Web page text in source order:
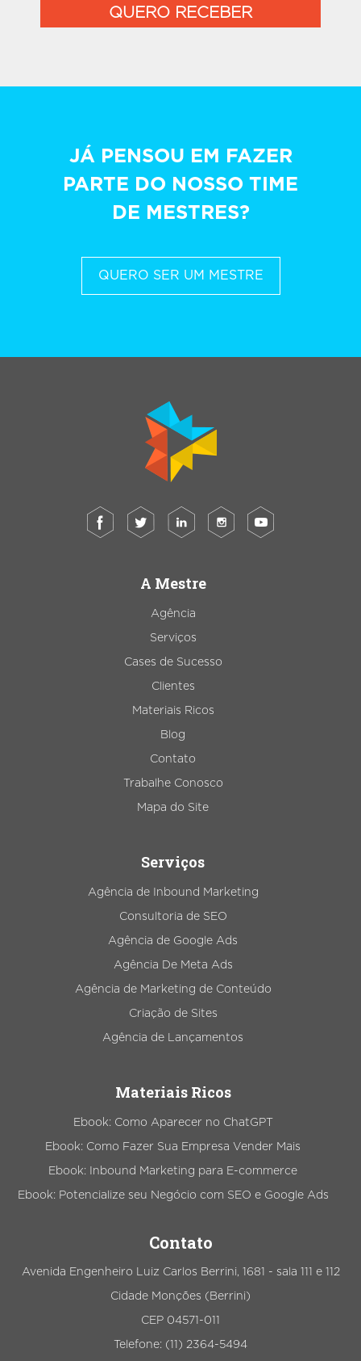
QUERO RECEBER
JÁ PENSOU EM FAZER
PARTE DO NOSSO TIME
DE MESTRES?
QUERO SER UM MESTRE
A Mestre
Agência
Serviços
Cases de Sucesso
Clientes
Materiais Ricos
Blog
Contato
Trabalhe Conosco
Mapa do Site
Serviços
Agência de Inbound Marketing
Consultoria de SEO
Agência de Google Ads
Agência De Meta Ads
Agência de Marketing de Conteúdo
Criação de Sites
Agência de Lançamentos
Materiais Ricos
Ebook: Como Aparecer no ChatGPT
Ebook: Como Fazer Sua Empresa Vender Mais
Ebook: Inbound Marketing para E-commerce
Ebook: Potencialize seu Negócio com SEO e Google Ads
Contato
Avenida Engenheiro Luiz Carlos Berrini, 1681 - sala 111 e 112
Cidade Monções (Berrini)
CEP 04571-011
Telefone: (11) 2364-5494